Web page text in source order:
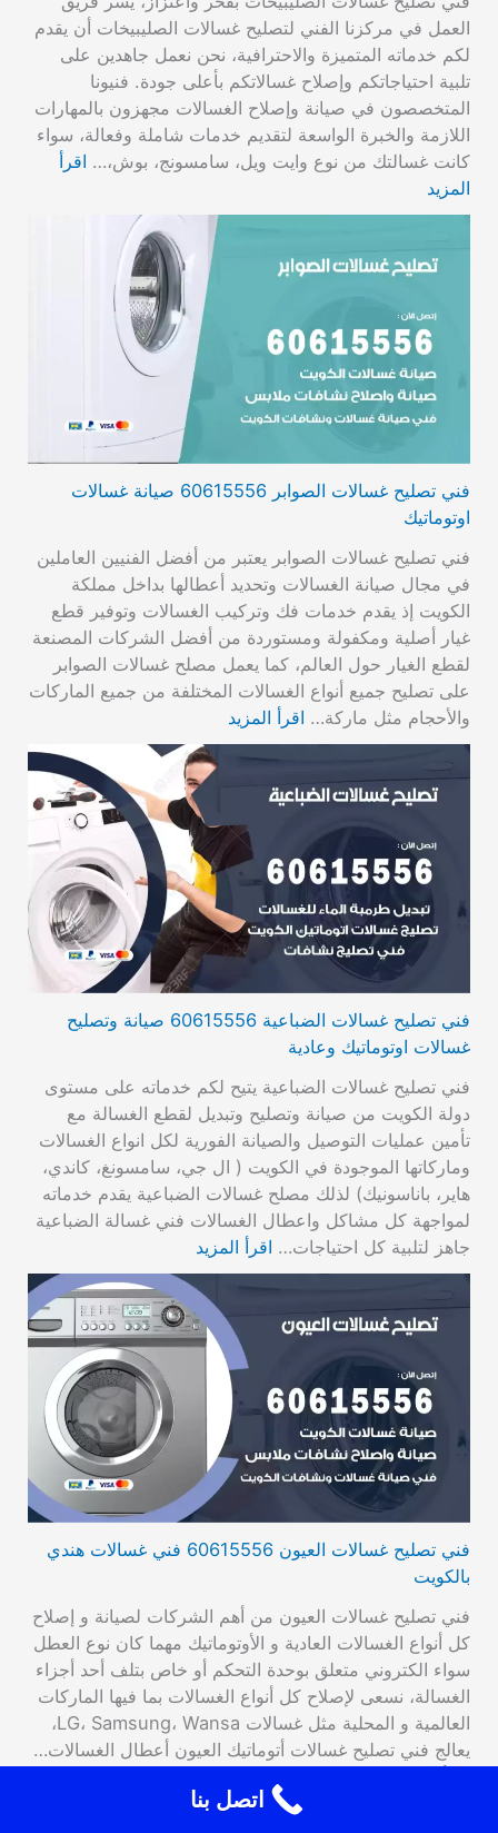
العمل في مركزنا الفني لتصليح غسالات الصليبيخات أن يقدم
لكم خدماته المتميزة والاحترافية، نحن نعمل جاهدين على
تلبية احتياجاتكم وإصلاح غسالاتكم بأعلى جودة. فنيونا
المتخصصون في صيانة وإصلاح الغسالات مجهزون بالمهارات
اللازمة والخبرة الواسعة لتقديم خدمات شاملة وفعالة، سواء
كانت غسالتك من نوع وايت ويل، سامسونج، بوش،… اقرأ
المزيد
فني تصليح غسالات الصوابر 60615556 صيانة غسالات
اوتوماتيك
فني تصليح غسالات الصوابر يعتبر من أفضل الفنيين العاملين
في مجال صيانة الغسالات وتحديد أعطالها بداخل مملكة
الكويت إذ يقدم خدمات فك وتركيب الغسالات وتوفير قطع
غيار أصلية ومكفولة ومستوردة من أفضل الشركات المصنعة
لقطع الغيار حول العالم، كما يعمل مصلح غسالات الصوابر
على تصليح جميع أنواع الغسالات المختلفة من جميع الماركات
والأحجام مثل ماركة… اقرأ المزيد
فني تصليح غسالات الضباعية 60615556 صيانة وتصليح
غسالات اوتوماتيك وعادية
فني تصليح غسالات الضباعية يتيح لكم خدماته على مستوى
دولة الكويت من صيانة وتصليح وتبديل لقطع الغسالة مع
تأمين عمليات التوصيل والصيانة الفورية لكل انواع الغسالات
وماركاتها الموجودة في الكويت ( ال جي، سامسونغ، كاندي،
هاير، باناسونيك) لذلك مصلح غسالات الضباعية يقدم خدماته
لمواجهة كل مشاكل واعطال الغسالات فني غسالة الضباعية
جاهز لتلبية كل احتياجات… اقرأ المزيد
فني تصليح غسالات العيون 60615556 فني غسالات هندي
بالكويت
فني تصليح غسالات العيون من أهم الشركات لصيانة و إصلاح
كل أنواع الغسالات العادية و الأوتوماتيك مهما كان نوع العطل
سواء الكتروني متعلق بوحدة التحكم أو خاص بتلف أحد أجزاء
الغسالة، نسعى لإصلاح كل أنواع الغسالات بما فيها الماركات
العالمية و المحلية مثل غسالات LG، Samsung، Wansa،
يعالج فني تصليح غسالات أتوماتيك العيون أعطال الغسالات…
اتصل بنا